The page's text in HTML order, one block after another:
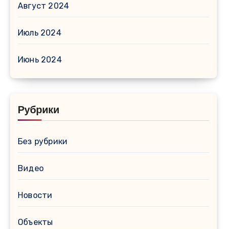
Август 2024
Июль 2024
Июнь 2024
Рубрики
Без рубрики
Видео
Новости
Объекты